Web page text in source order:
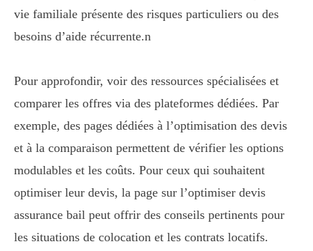
vie familiale présente des risques particuliers ou des
besoins d’aide récurrente.n
Pour approfondir, voir des ressources spécialisées et
comparer les offres via des plateformes dédiées. Par
exemple, des pages dédiées à l’optimisation des devis
et à la comparaison permettent de vérifier les options
modulables et les coûts. Pour ceux qui souhaitent
optimiser leur devis, la page sur l’optimiser devis
assurance bail peut offrir des conseils pertinents pour
les situations de colocation et les contrats locatifs.